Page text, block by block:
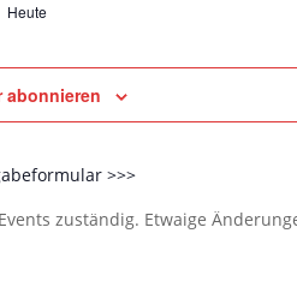
Heute
abonnieren
>>>
zuständig. Etwaige